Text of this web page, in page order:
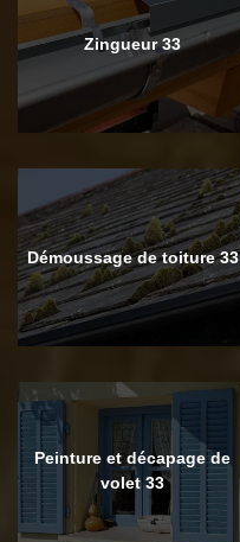
Zingueur 33
Démoussage de toiture 33
Peinture et décapage de
volet 33